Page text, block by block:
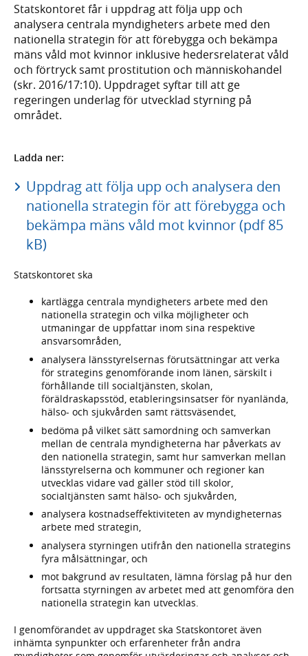
Statskontoret får i uppdrag att följa upp och
analysera centrala myndigheters arbete med den
nationella strategin för att förebygga och bekämpa
mäns våld mot kvinnor inklusive hedersrelaterat våld
och förtryck samt prostitution och människohandel
(skr. 2016/17:10). Uppdraget syftar till att ge
regeringen underlag för utvecklad styrning på
området.
Ladda ner:
Uppdrag att följa upp och analysera den
nationella strategin för att förebygga och
bekämpa mäns våld mot kvinnor (pdf 85
kB)
Statskontoret ska
kartlägga centrala myndigheters arbete med den
nationella strategin och vilka möjligheter och
utmaningar de uppfattar inom sina respektive
ansvarsområden,
analysera länsstyrelsernas förutsättningar att verka
för strategins genomförande inom länen, särskilt i
förhållande till socialtjänsten, skolan,
föräldraskapsstöd, etableringsinsatser för nyanlända,
hälso- och sjukvården samt rättsväsendet,
bedöma på vilket sätt samordning och samverkan
mellan de centrala myndigheterna har påverkats av
den nationella strategin, samt hur samverkan mellan
länsstyrelserna och kommuner och regioner kan
utvecklas vidare vad gäller stöd till skolor,
socialtjänsten samt hälso- och sjukvården,
analysera kostnadseffektiviteten av myndigheternas
arbete med strategin,
analysera styrningen utifrån den nationella strategins
fyra målsättningar, och
mot bakgrund av resultaten, lämna förslag på hur den
fortsatta styrningen av arbetet med att genomföra den
nationella strategin kan utvecklas.
I genomförandet av uppdraget ska Statskontoret även
inhämta synpunkter och erfarenheter från andra